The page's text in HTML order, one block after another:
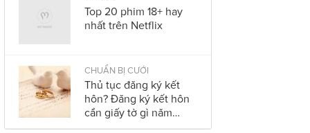
Top 20 phim 18+ hay
nhất trên Netflix
CHUẨN BỊ CƯỚI
Thủ tục đăng ký kết
hôn? Đăng ký kết hôn
cần giấy tờ gì năm
2023?